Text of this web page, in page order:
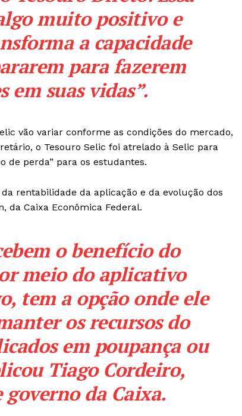
muito positivo e
a capacidade
para fazerem
em suas vidas”.
vão variar conforme as condições do mercado,
o Tesouro Selic foi atrelado à Selic para
de perda” para os estudantes.
rentabilidade da aplicação e da evolução dos
da Caixa Econômica Federal.
o benefício do
meio do aplicativo
tem a opção onde ele
os recursos do
em poupança ou
Tiago Cordeiro,
da Caixa.